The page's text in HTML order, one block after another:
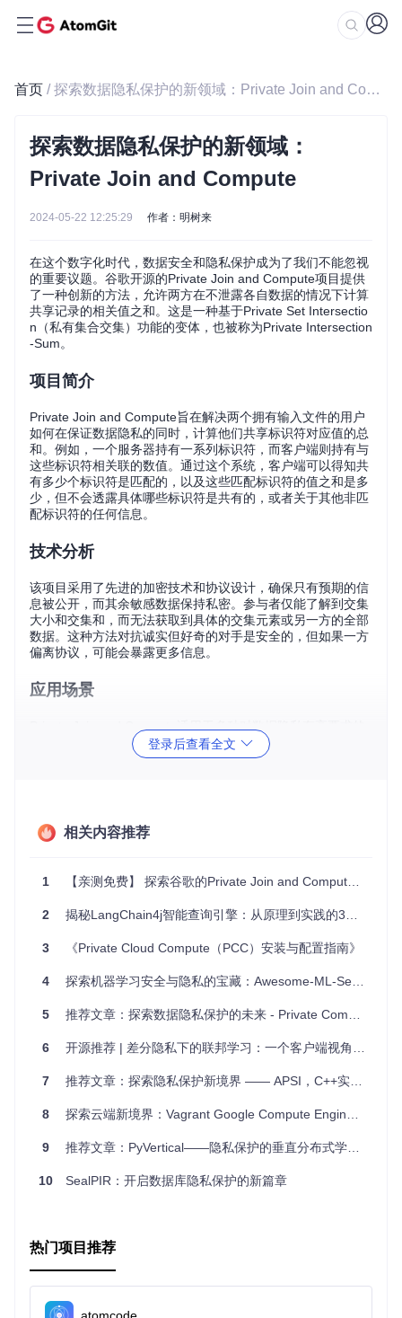
首页 / 探索数据隐私保护的新领域：Private Join and Compute
探索数据隐私保护的新领域：
Private Join and Compute
2024-05-22 12:25:29 作者：明树来
在这个数字化时代，数据安全和隐私保护成为了我们不能忽视
的重要议题。谷歌开源的Private Join and Compute项目提供
了一种创新的方法，允许两方在不泄露各自数据的情况下计算
共享记录的相关值之和。这是一种基于Private Set Intersectio
n（私有集合交集）功能的变体，也被称为Private Intersection
-Sum。
项目简介
Private Join and Compute旨在解决两个拥有输入文件的用户
如何在保证数据隐私的同时，计算他们共享标识符对应值的总
和。例如，一个服务器持有一系列标识符，而客户端则持有与
这些标识符相关联的数值。通过这个系统，客户端可以得知共
有多少个标识符是匹配的，以及这些匹配标识符的值之和是多
少，但不会透露具体哪些标识符是共有的，或者关于其他非匹
配标识符的任何信息。
技术分析
该项目采用了先进的加密技术和协议设计，确保只有预期的信
息被公开，而其余敏感数据保持私密。参与者仅能了解到交集
大小和交集和，而无法获取到具体的交集元素或另一方的全部
数据。这种方法对抗诚实但好奇的对手是安全的，但如果一方
偏离协议，可能会暴露更多信息。
应用场景
量，以便优化广告投放，但无需交换用户信息。
安全性
：保障了参与者数据的隐私，只透露计算结果，不泄
露具体信息。
易用性：提供了清晰的命令行界面，便于部署和运行协议。
透明度：这是一个未受官方支持但开源的项目，允许社区进
议，且存在恶意输入的风险。用户需进行风险评估，并可能需
Private Join and Compute为隐私保护开辟了新的道路，它提
供的是一种既实用又安全的数据处理方式，对于那些重视数据
隐私的组织和个人来说，这是一个值得尝试的工具。现在，就
用Bazel和Git安装并探索这个项目，亲身体验数据隐私计算的
魅力吧！
登录后查看全文
相关内容推荐
1 【亲测免费】 探索谷歌的Private Join and Compute：数据隐私保护的新里程碑
2 揭秘LangChain4j智能查询引擎：从原理到实践的3个突破点
3 《Private Cloud Compute（PCC）安装与配置指南》
4 探索机器学习安全与隐私的宝藏：Awesome-ML-Security-and-Privacy-Papers
5 推荐文章：探索数据隐私保护的未来 - Private Computation Solutions
6 开源推荐 | 差分隐私下的联邦学习：一个客户端视角的实现
7 推荐文章：探索隐私保护新境界 —— APSI，C++实现的高效不对称私有集交集库
8 探索云端新境界：Vagrant Google Compute Engine (GCE) 提供商
9 推荐文章：PyVertical——隐私保护的垂直分布式学习解决方案
10 SealPIR：开启数据库隐私保护的新篇章
热门项目推荐
atomcode